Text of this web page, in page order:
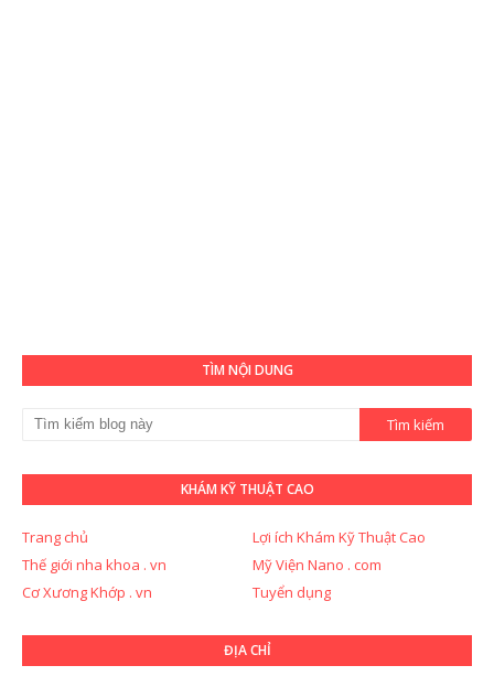
TÌM NỘI DUNG
KHÁM KỸ THUẬT CAO
Trang chủ
Lợi ích Khám Kỹ Thuật Cao
Thế giới nha khoa . vn
Mỹ Viện Nano . com
Cơ Xương Khớp . vn
Tuyển dụng
ĐỊA CHỈ